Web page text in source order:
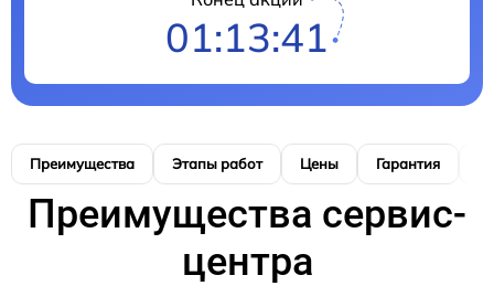
01:13:40
Преимущества Этапы работ Цены Гарантия
Преимущества сервис-
центра